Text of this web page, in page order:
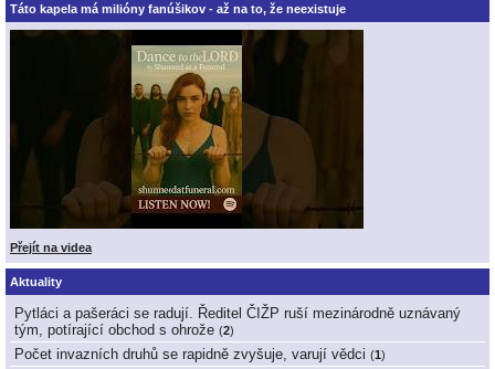
Táto kapela má milióny fanúšikov - až na to, že neexistuje
Přejít na videa
Aktuality
Pytláci a pašeráci se radují. Ředitel ČIŽP ruší mezinárodně uznávaný
tým, potírající obchod s ohrože (2)
Počet invazních druhů se rapidně zvyšuje, varují vědci (1 )